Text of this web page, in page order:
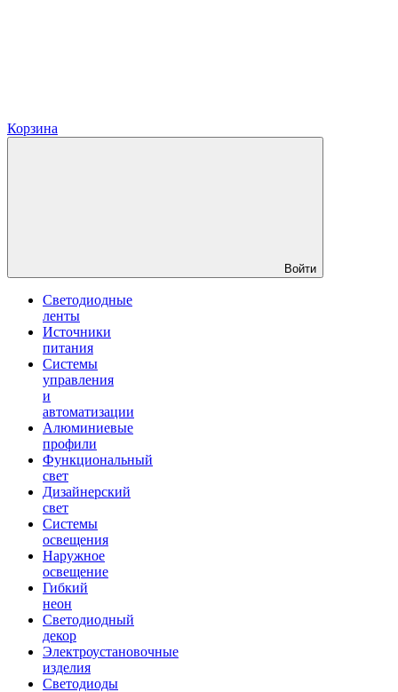
Корзина
Войти
Светодиодные
ленты
Источники
питания
Системы
управления
и
автоматизации
Алюминиевые
профили
Функциональный
свет
Дизайнерский
свет
Системы
освещения
Наружное
освещение
Гибкий
неон
Светодиодный
декор
Электроустановочные
изделия
Светодиоды